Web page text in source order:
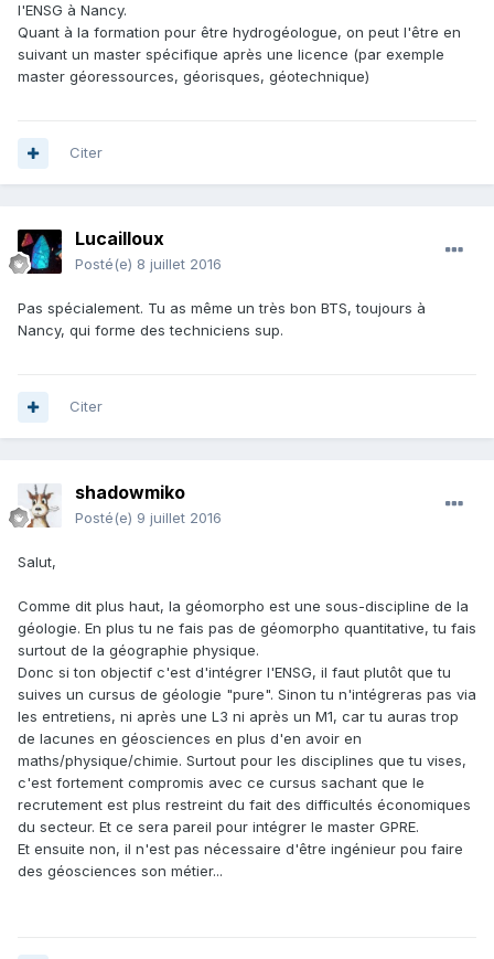
l'ENSG à Nancy.
Quant à la formation pour être hydrogéologue, on peut l'être en
suivant un master spécifique après une licence (par exemple
master géoressources, géorisques, géotechnique)
Citer
Lucailloux
Posté(e) 8 juillet 2016
Pas spécialement. Tu as même un très bon BTS, toujours à
Nancy, qui forme des techniciens sup.
Citer
shadowmiko
Posté(e) 9 juillet 2016
Salut,
Comme dit plus haut, la géomorpho est une sous-discipline de la
géologie. En plus tu ne fais pas de géomorpho quantitative, tu fais
surtout de la géographie physique.
Donc si ton objectif c'est d'intégrer l'ENSG, il faut plutôt que tu
suives un cursus de géologie "pure". Sinon tu n'intégreras pas via
les entretiens, ni après une L3 ni après un M1, car tu auras trop
de lacunes en géosciences en plus d'en avoir en
maths/physique/chimie. Surtout pour les disciplines que tu vises,
c'est fortement compromis avec ce cursus sachant que le
recrutement est plus restreint du fait des difficultés économiques
du secteur. Et ce sera pareil pour intégrer le master GPRE.
Et ensuite non, il n'est pas nécessaire d'être ingénieur pou faire
des géosciences son métier...